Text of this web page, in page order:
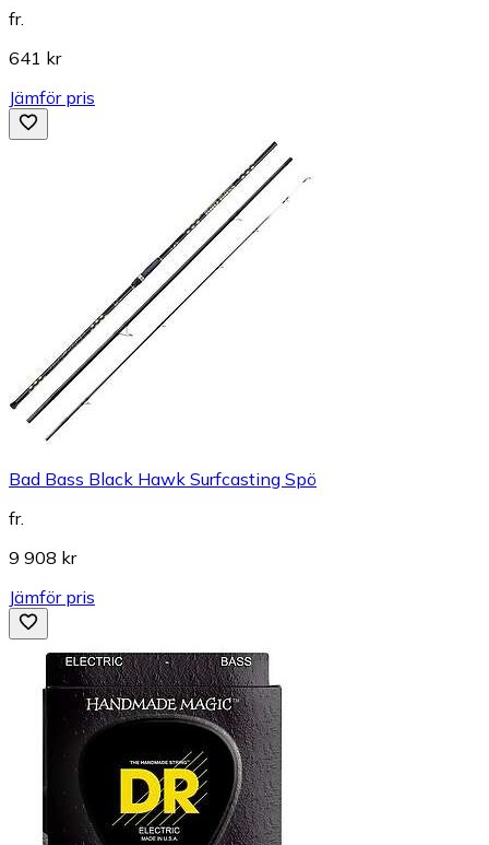
fr.
641 kr
Jämför pris
Bad Bass Black Hawk Surfcasting Spö
fr.
9 908 kr
Jämför pris